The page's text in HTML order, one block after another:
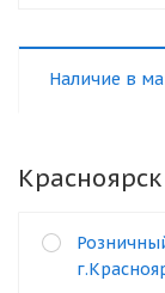
Наличие в
Красноярск